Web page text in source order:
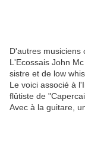
D'autres musiciens
L'Ecossais John
sistre et de low
Le voici associé à
flûtiste de
Avec à la guitare,